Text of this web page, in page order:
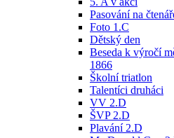
Pasování na
Foto 1.C
Dětský den
Beseda k výročí
1866
Školní triatlon
Talentíci druháci
VV 2.D
ŠVP 2.D
Plavání 2.D